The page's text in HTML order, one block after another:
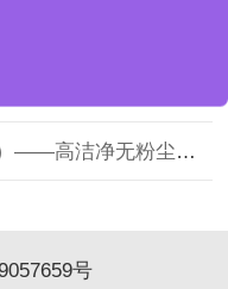
下一篇：迅力千级手套（无粉款）——高洁净无粉尘精密操作手套
号